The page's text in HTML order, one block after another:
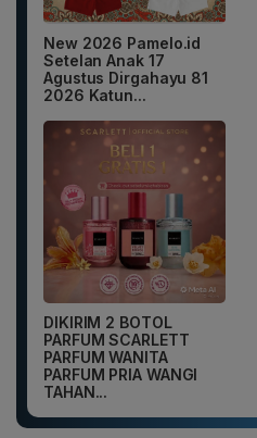
New 2026 Pamelo.id
Setelan Anak 17
Agustus Dirgahayu 81
2026 Katun...
DIKIRIM 2 BOTOL
PARFUM SCARLETT
PARFUM WANITA
PARFUM PRIA WANGI
TAHAN...